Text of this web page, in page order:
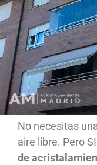
No necesitas
aire libre. Pero
de